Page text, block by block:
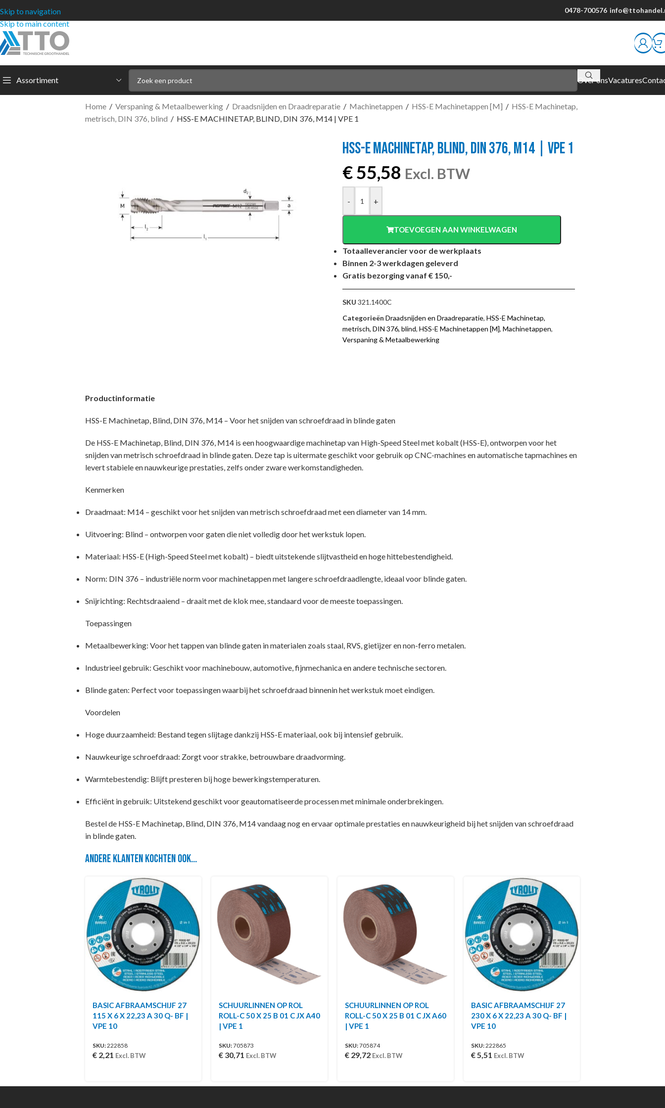
Skip to navigation
Skip to main content
0478-700576
Assortiment Over onsVacatures
Home / Verspaning & Metaalbewerking / Draadsnijden en Draadreparatie / Machinetappen / HSS-E Machinetappen [M] / HSS-E Machinetap,
metrisch, DIN 376, blind / HSS-E MACHINETAP, BLIND, DIN 376, M14 | VPE 1
HSS-E MACHINETAP, BLIND, DIN 376, M14 | VPE 1
€55,58 Excl. BTW
- +
TOEVOEGEN AAN WINKELWAGEN
Totaalleverancier voor de werkplaats
Binnen 2-3 werkdagen geleverd
Gratis bezorging vanaf € 150,-
SKU 321.1400C
Categorieën Draadsnijden en Draadreparatie, HSS-E Machinetap,
metrisch, DIN 376, blind, HSS-E Machinetappen [M], Machinetappen,
Verspaning & Metaalbewerking
Productinformatie
HSS-E Machinetap, Blind, DIN 376, M14 – Voor het snijden van schroefdraad in blinde gaten
De HSS-E Machinetap, Blind, DIN 376, M14 is een hoogwaardige machinetap van High-Speed Steel met kobalt (HSS-E), ontworpen voor het
snijden van metrisch schroefdraad in blinde gaten. Deze tap is uitermate geschikt voor gebruik op CNC-machines en automatische tapmachines en
levert stabiele en nauwkeurige prestaties, zelfs onder zware werkomstandigheden.
Kenmerken
Draadmaat: M14 – geschikt voor het snijden van metrisch schroefdraad met een diameter van 14 mm.
Uitvoering: Blind – ontworpen voor gaten die niet volledig door het werkstuk lopen.
Materiaal: HSS-E (High-Speed Steel met kobalt) – biedt uitstekende slijtvastheid en hoge hittebestendigheid.
Norm: DIN 376 – industriële norm voor machinetappen met langere schroefdraadlengte, ideaal voor blinde gaten.
Snijrichting: Rechtsdraaiend – draait met de klok mee, standaard voor de meeste toepassingen.
Toepassingen
Metaalbewerking: Voor het tappen van blinde gaten in materialen zoals staal, RVS, gietijzer en non-ferro metalen.
Industrieel gebruik: Geschikt voor machinebouw, automotive, fijnmechanica en andere technische sectoren.
Blinde gaten: Perfect voor toepassingen waarbij het schroefdraad binnenin het werkstuk moet eindigen.
Voordelen
Hoge duurzaamheid: Bestand tegen slijtage dankzij HSS-E materiaal, ook bij intensief gebruik.
Nauwkeurige schroefdraad: Zorgt voor strakke, betrouwbare draadvorming.
Warmtebestendig: Blijft presteren bij hoge bewerkingstemperaturen.
Efficiënt in gebruik: Uitstekend geschikt voor geautomatiseerde processen met minimale onderbrekingen.
Bestel de HSS-E Machinetap, Blind, DIN 376, M14 vandaag nog en ervaar optimale prestaties en nauwkeurigheid bij het snijden van schroefdraad
in blinde gaten.
Andere klanten kochten ook...
BASIC AFBRAAMSCHIJF 27
115 X 6 X 22,23 A 30 Q- BF |
VPE 10
SKU:222858
€ 2,21 Excl. BTW
SCHUURLINNEN OP ROL
ROLL-C 50 X 25 B 01 C JX A40
| VPE 1
SKU:705873
€ 30,71 Excl. BTW
SCHUURLINNEN OP ROL
ROLL-C 50 X 25 B 01 C JX A60
| VPE 1
SKU:705874
€ 29,72 Excl. BTW
BASIC AFBRAAMSCHIJF 27
230 X 6 X 22,23 A 30 Q- BF |
VPE 10
SKU:222865
€5,51 Excl. BTW